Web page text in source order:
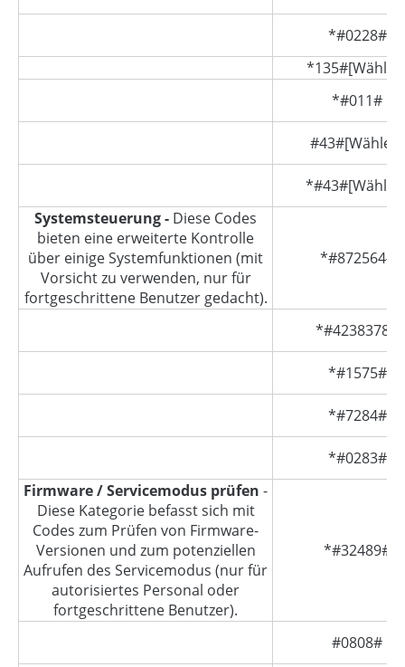
*#0228#
*#011#
#43#[Wählen]
Systemsteuerung - Diese Codes
bieten eine erweiterte Kontrolle
über einige Systemfunktionen (mit
Vorsicht zu verwenden, nur für
fortgeschrittene Benutzer gedacht).
*#872564#
*#4238378#
*#1575#
*#7284#
*#0283#
Firmware / Servicemodus prüfen -
Diese Kategorie befasst sich mit
Codes zum Prüfen von Firmware-
Versionen und zum potenziellen
Aufrufen des Servicemodus (nur für
autorisiertes Personal oder
fortgeschrittene Benutzer).
*#32489#
#0808#